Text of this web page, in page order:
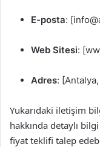
E-posta:
Web Sitesi:
Adres:
Yukarıdaki iletişim
hakkında detaylı
fiyat teklifi talep